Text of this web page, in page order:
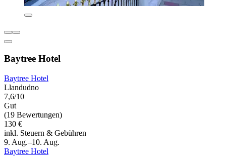
Baytree Hotel
Baytree Hotel
Llandudno
7,6/10
Gut
(19 Bewertungen)
130 €
inkl. Steuern & Gebühren
9. Aug.–10. Aug.
Baytree Hotel